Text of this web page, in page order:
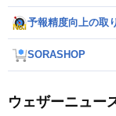
予報精度向上の取
SORASHOP
ウェザーニュー